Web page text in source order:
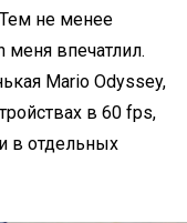
не менее
меня впечатлил.
Mario Odyssey,
в 60 fps,
в отдельных